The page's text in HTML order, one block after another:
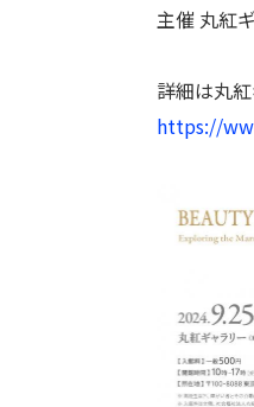
主催 丸紅
詳細は丸
https://